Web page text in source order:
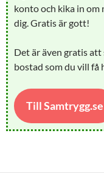
konto och kika in om
dig. Gratis är gott!
Det är även gratis
bostad som du vill få
Till Samtrygg.se